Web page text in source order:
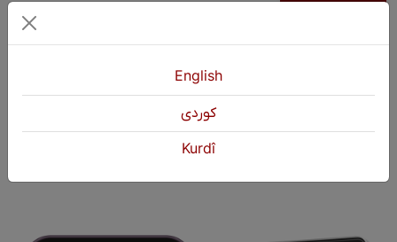
+964 751 430 3262
+964 751 460 9262
info@kurdshop.net
English
كوردی
Kurdî